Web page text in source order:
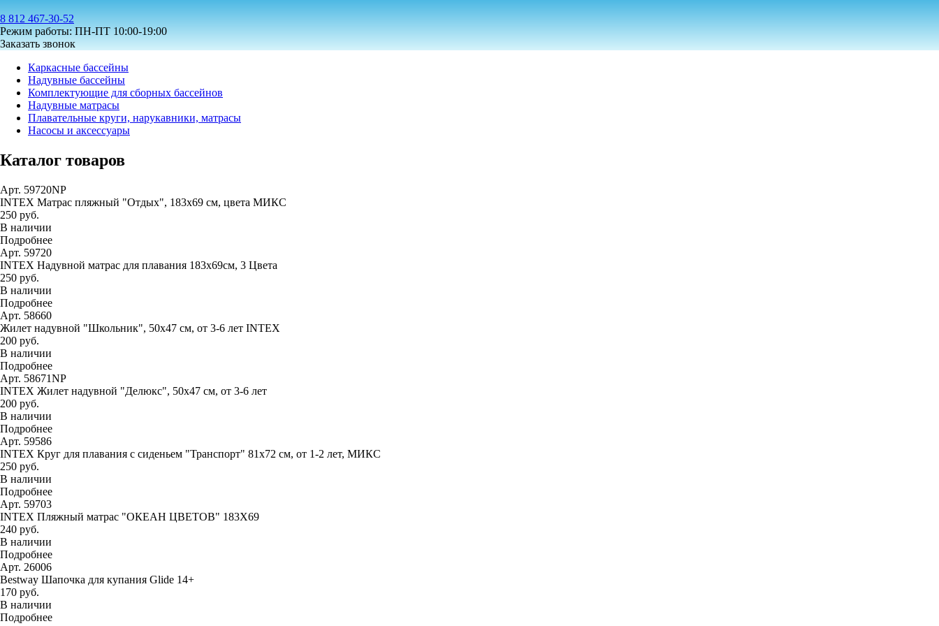
8 812 467-30-52
Режим работы: ПН-ПТ 10:00-19:00
Заказать звонок
Каркасные бассейны
Надувные бассейны
Комплектующие для сборных бассейнов
Надувные матрасы
Плавательные круги, нарукавники, матрасы
Насосы и аксессуары
Каталог товаров
Арт. 59720NP
INTEX Матрас пляжный "Отдых", 183х69 см, цвета МИКС
250 руб.
В наличии
Подробнее
Арт. 59720
INTEX Надувной матрас для плавания 183х69см, 3 Цвета
250 руб.
В наличии
Подробнее
Арт. 58660
Жилет надувной "Школьник", 50х47 см, от 3-6 лет INTEX
200 руб.
В наличии
Подробнее
Арт. 58671NP
INTEX Жилет надувной "Делюкс", 50х47 см, от 3-6 лет
200 руб.
В наличии
Подробнее
Арт. 59586
INTEX Круг для плавания с сиденьем "Транспорт" 81х72 см, от 1-2 лет, МИКС
250 руб.
В наличии
Подробнее
Арт. 59703
INTEX Пляжный матрас "ОКЕАН ЦВЕТОВ" 183Х69
240 руб.
В наличии
Подробнее
Арт. 26006
Bestway Шапочка для купания Glide 14+
170 руб.
В наличии
Подробнее